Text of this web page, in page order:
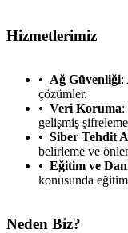
Hizmetlerimiz
Ağ Güvenliği:
çözümler.
Veri Koruma:
gelişmiş
Siber Tehdit
belirleme ve
Eğitim ve
konusunda
Neden Biz?